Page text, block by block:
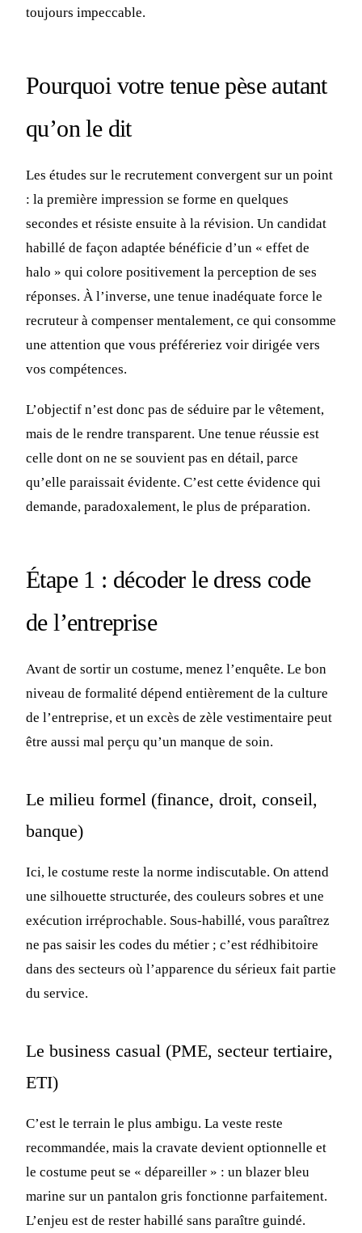
toujours impeccable.
Pourquoi votre tenue pèse autant
qu’on le dit
Les études sur le recrutement convergent sur un point
: la première impression se forme en quelques
secondes et résiste ensuite à la révision. Un candidat
habillé de façon adaptée bénéficie d’un « effet de
halo » qui colore positivement la perception de ses
réponses. À l’inverse, une tenue inadéquate force le
recruteur à compenser mentalement, ce qui consomme
une attention que vous préféreriez voir dirigée vers
vos compétences.
L’objectif n’est donc pas de séduire par le vêtement,
mais de le rendre transparent. Une tenue réussie est
celle dont on ne se souvient pas en détail, parce
qu’elle paraissait évidente. C’est cette évidence qui
demande, paradoxalement, le plus de préparation.
Étape 1 : décoder le dress code
de l’entreprise
Avant de sortir un costume, menez l’enquête. Le bon
niveau de formalité dépend entièrement de la culture
de l’entreprise, et un excès de zèle vestimentaire peut
être aussi mal perçu qu’un manque de soin.
Le milieu formel (finance, droit, conseil,
banque)
Ici, le costume reste la norme indiscutable. On attend
une silhouette structurée, des couleurs sobres et une
exécution irréprochable. Sous-habillé, vous paraîtrez
ne pas saisir les codes du métier ; c’est rédhibitoire
dans des secteurs où l’apparence du sérieux fait partie
du service.
Le business casual (PME, secteur tertiaire,
ETI)
C’est le terrain le plus ambigu. La veste reste
recommandée, mais la cravate devient optionnelle et
le costume peut se « dépareiller » : un blazer bleu
marine sur un pantalon gris fonctionne parfaitement.
L’enjeu est de rester habillé sans paraître guindé.